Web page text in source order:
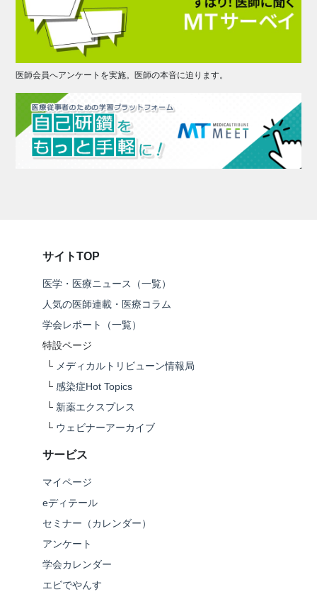
医師会員へアンケートを実施。医師の本音に迫ります。
サイトTOP
医学・医療ニュース（一覧）
人気の医師連載・医療コラム
学会レポート（一覧）
特設ページ
└ メディカルトリビューン情報局
└ 感染症Hot Topics
└ 新薬エクスプレス
└ ウェビナーアーカイブ
サービス
マイページ
eディテール
セミナー（カレンダー）
アンケート
学会カレンダー
エビでやんす